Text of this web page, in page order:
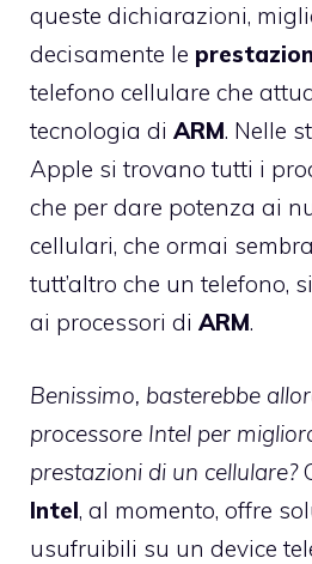
queste dichiarazioni,
decisamente le
telefono cellulare che
tecnologia di ARM. Nelle
Apple si trovano tutti i
che per dare potenza ai
cellulari, che ormai
tutt’altro che un telefono,
ai processori di ARM.
Benissimo, basterebbe
processore Intel per
prestazioni di un cellulare?
Intel, al momento, offre
usufruibili su un device